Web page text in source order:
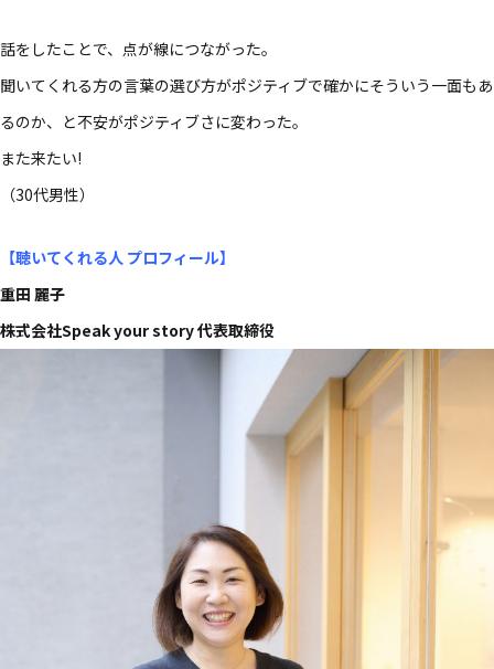
話を​した​ことで、​点が​線に​つながった。​
聞いてくれる​方の​言葉の​選び方が​ポジティブで​確かに​そういう​一面も​あ
るのか、と​不安が​ポジティブさに​変わった。​
また​来たい​!
​（30​代男性）​
【聴いてくれる​人 プロフィール】
重田 麗子
株式会社Speak your story 代表取締役